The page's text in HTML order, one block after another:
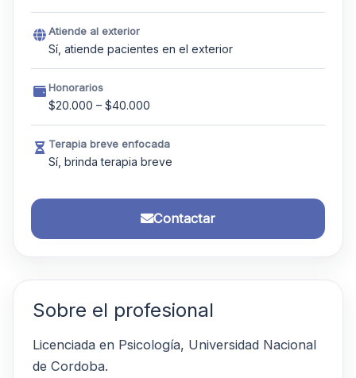
Atiende al exterior
Sí, atiende pacientes en el exterior
Honorarios
$20.000 – $40.000
Terapia breve enfocada
Sí, brinda terapia breve
Contactar
Sobre el profesional
Licenciada en Psicología, Universidad Nacional
de Cordoba.